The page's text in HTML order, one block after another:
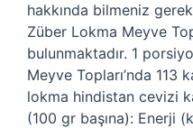
hakkında bilmeniz
Züber Lokma Meyve
bulunmaktadır. 1
Meyve Topları’nda 113
lokma hindistan cevizi
(100 gr başına): Enerji